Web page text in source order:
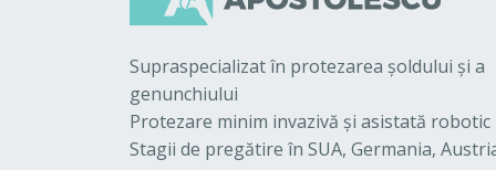
Supraspecializat în protezarea şoldului şi a
genunchiului
Protezare minim invazivă şi asistată robotic
Stagii de pregătire în SUA, Germania,